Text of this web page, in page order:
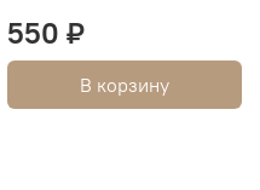
550 ₽
В корзину